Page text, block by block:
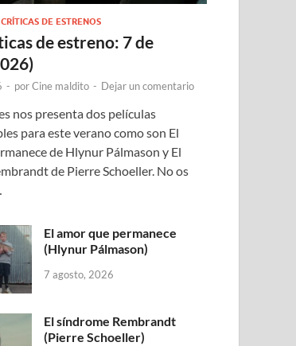
CRÍTICAS DE ESTRENOS
de estreno: 7 de
- porCine maldito - Dejar un comentario
nos presenta dos películas
para este verano como son El
de Hlynur Pálmason y El
de Pierre Schoeller. No os
El amor que permanece
(Hlynur Pálmason)
7 agosto, 2026
El síndrome Rembrandt
(Pierre Schoeller)